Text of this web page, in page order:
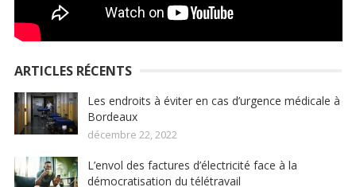
ARTICLES RÉCENTS
Les endroits à éviter en cas d’urgence médicale à
Bordeaux
décembre 22, 2022
L’envol des factures d’électricité face à la
démocratisation du télétravail